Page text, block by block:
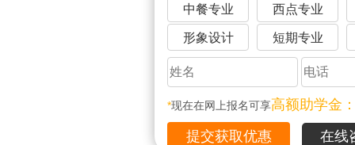
中餐专业 西点专业
形象设计 短期专业
*现在在网上报名可享高额助学金
在线